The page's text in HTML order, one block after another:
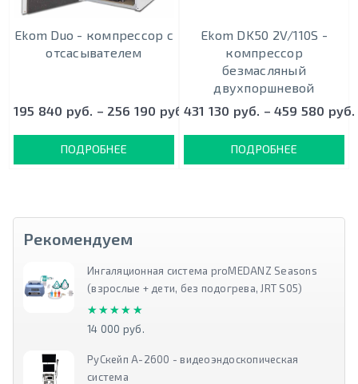
Ekom Duo - кoмпрeccoр c
oтcacывaтeлeм
195 840 руб. – 256 190 руб.
ПОДРОБНЕЕ
Ekom DK50 2V/110S -
кoмпрeccoр
безмасляный
двухпоршневой
431 130 руб. – 459 580 руб.
ПОДРОБНЕЕ
Рекомендуем
Ингаляционная система proMEDANZ Seasons
(взрослые + дети, без подогрева, JRT S05)
★★★★★
★★★★★
14 000 руб.
РуСкейп А-2600 - видеоэндоскопическая
система